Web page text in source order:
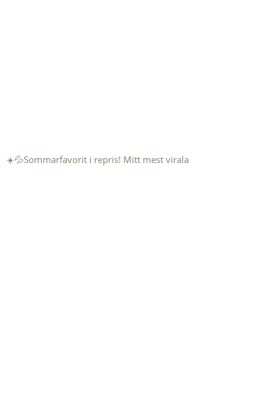
☀️💦Sommarfavorit i repris! Mitt mest virala